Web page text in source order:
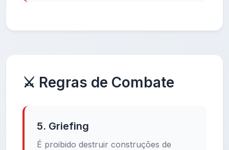
⚔️ Regras de Combate
5. Griefing
É proibido destruir construções de